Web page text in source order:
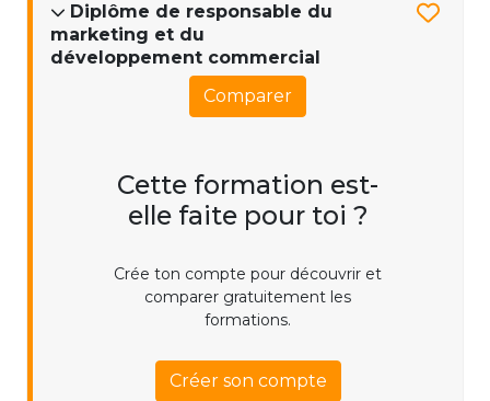
Diplôme de responsable du
marketing et du
développement commercial
Comparer
Cette formation est-
elle faite pour toi ?
Crée ton compte pour découvrir et
comparer gratuitement les
formations.
Créer son compte